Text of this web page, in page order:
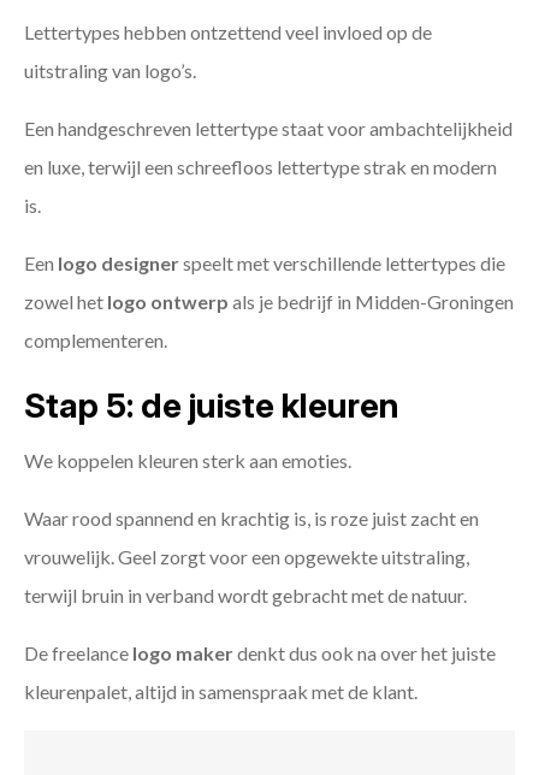
Lettertypes hebben ontzettend veel invloed op de
uitstraling van logo’s.
Een handgeschreven lettertype staat voor ambachtelijkheid
en luxe, terwijl een schreefloos lettertype strak en modern
is.
Een logo designerspeelt met verschillende lettertypes die
zowel het logo ontwerp als je bedrijf in Midden-Groningen
complementeren.
Stap 5: de juiste kleuren
We koppelen kleuren sterk aan emoties.
Waar rood spannend en krachtig is, is roze juist zacht en
vrouwelijk. Geel zorgt voor een opgewekte uitstraling,
terwijl bruin in verband wordt gebracht met de natuur.
De freelance logo makerdenkt dus ook na over het juiste
kleurenpalet, altijd in samenspraak met de klant.